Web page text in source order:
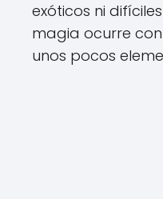
exóticos ni
magia ocurre
unos pocos